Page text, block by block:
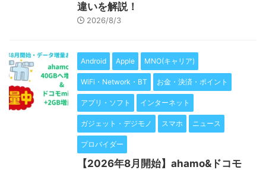
違いを解説！
2026/8/3
Android Apple MNO(キャリア)
WiFi・Network・BT お金・決済・ポイント
アプリ・ソフト インターネット
ガジェット・デジモノ スマホ ニュース
プロバイダー
【2026年8月開始】ahamo&ドコモ